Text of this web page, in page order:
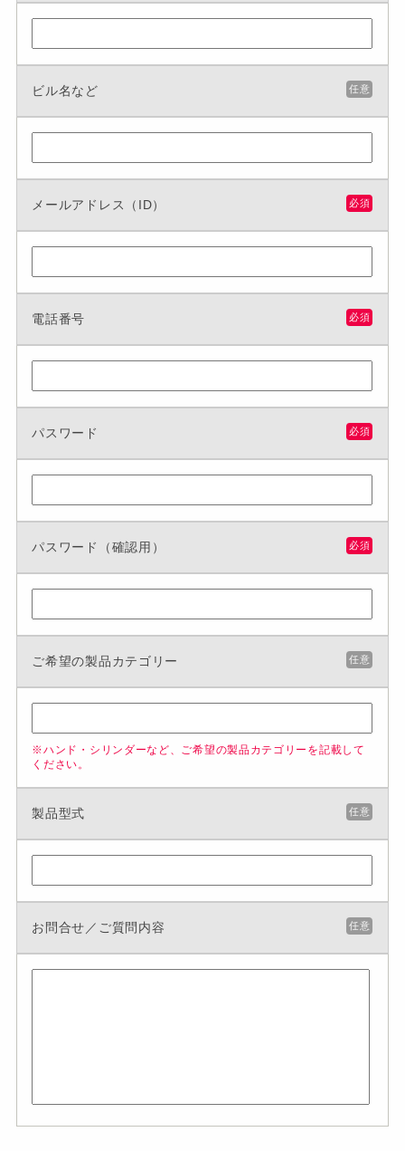
ビル名など 任意
メールアドレス（ID） 必須
電話番号 必須
パスワード 必須
パスワード（確認用） 必須
ご希望の製品カテゴリー 任意
※ハンド・シリンダーなど、ご希望の製品カテゴリーを記載して
ください。
製品型式 任意
お問合せ／ご質問内容 任意